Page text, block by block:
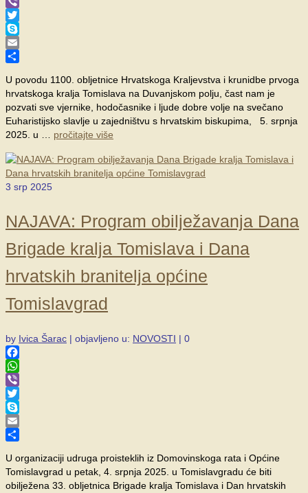
Viber
Twitter
Skype
Email
U povodu 1100. obljetnice Hrvatskoga Kraljevstva i krunidbe prvoga
hrvatskoga kralja Tomislava na Duvanjskom polju, čast nam je
pozvati sve vjernike, hodočasnike i ljude dobre volje na svečano
Euharistijsko slavlje u zajedništvu s hrvatskim biskupima, 5. srpnja
2025. u … pročitajte više
3 srp 2025
NAJAVA: Program obilježavanja Dana
Brigade kralja Tomislava i Dana
hrvatskih branitelja općine
Tomislavgrad
by Ivica Šarac | objavljeno u: NOVOSTI | 0
Facebook
WhatsApp
Viber
Twitter
Skype
Email
U organizaciji udruga proisteklih iz Domovinskoga rata i Općine
Tomislavgrad u petak, 4. srpnja 2025. u Tomislavgradu će biti
obilježena 33. obljetnica Brigade kralja Tomislava i Dan hrvatskih